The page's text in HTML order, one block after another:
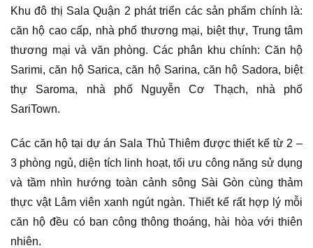
Khu đô thị Sala Quận 2 phát triển các sản phẩm chính là:
căn hộ cao cấp, nhà phố thương mại, biệt thự, Trung tâm
thương mại và văn phòng. Các phân khu chính: Căn hộ
Sarimi, căn hộ Sarica, căn hộ Sarina, căn hộ Sadora, biệt
thự Saroma, nhà phố Nguyễn Cơ Thạch, nhà phố
SariTown.
Các căn hộ tại dự án Sala Thủ Thiêm được thiết kế từ 2 –
3 phòng ngủ, diện tích linh hoạt, tối ưu công năng sử dụng
và tầm nhìn hướng toàn cảnh sông Sài Gòn cùng thảm
thực vật Lâm viên xanh ngút ngàn. Thiết kế rất hợp lý mỗi
căn hộ đều có ban công thông thoáng, hài hòa với thiên
nhiên.